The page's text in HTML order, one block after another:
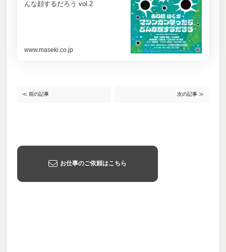
んな顔するだろう vol.2
www.maseki.co.jp
≪ 前の記事 次の記事 ≫
お仕事のご依頼はこちら